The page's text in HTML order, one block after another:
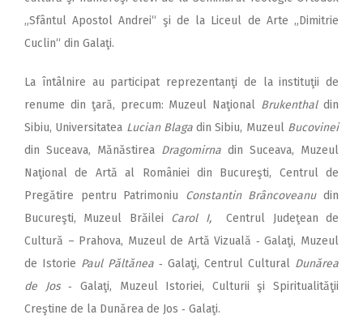
„Sfântul Apostol Andrei“ şi de la Liceul de Arte „Dimitrie
Cuclin“ din Galaţi.
La întâlnire au participat reprezentanţi de la instituţii de
renume din ţară, precum: Muzeul Naţional Brukenthaldin
Sibiu, Universitatea Lucian Blagadin Sibiu, Muzeul Bucovinei
din Suceava, Mănăstirea Dragomirna din Suceava, Muzeul
Naţional de Artă al României din Bucureşti, Centrul de
Pregătire pentru Patrimoniu Constantin Brâncoveanudin
Bucureşti, Muzeul Brăilei Carol I,Centrul Judeţean de
Cultură – Prahova, Muzeul de Artă Vizuală ‑ Galaţi, Muzeul
de Istorie Paul Păltănea ‑ Galaţi, Centrul Cultural Dunărea
de Jos‑ Galaţi, Muzeul Istoriei, Culturii şi Spiritualităţii
Creştine de la Dunărea de Jos ‑ Galaţi.